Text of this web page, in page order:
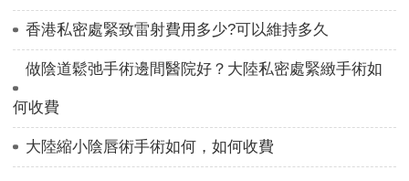
香港私密處緊致雷射費用多少?可以維持多久
做陰道鬆弛手術邊間醫院好？大陸私密處緊緻手術如
何收費
大陸縮小陰唇術手術如何，如何收費